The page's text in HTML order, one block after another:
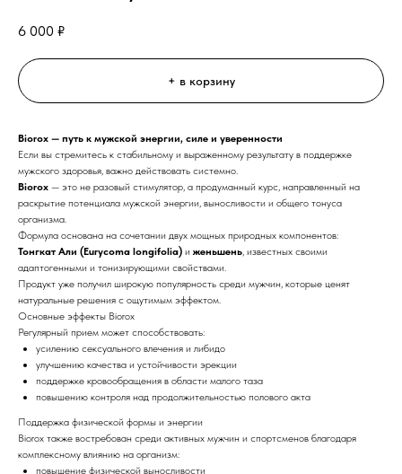
6 000 ₽
+ в корзину
Biorox — путь к мужской энергии, силе и уверенности
Если вы стремитесь к стабильному и выраженному результату в поддержке
мужского здоровья, важно действовать системно.
Biorox — это не разовый стимулятор, а продуманный курс, направленный на
раскрытие потенциала мужской энергии, выносливости и общего тонуса
организма.
Формула основана на сочетании двух мощных природных компонентов:
Тонгкат Али (Eurycoma longifolia) и женьшень, известных своими
адаптогенными и тонизирующими свойствами.
Продукт уже получил широкую популярность среди мужчин, которые ценят
натуральные решения с ощутимым эффектом.
Основные эффекты Biorox
Регулярный прием может способствовать:
усилению сексуального влечения и либидо
улучшению качества и устойчивости эрекции
поддержке кровообращения в области малого таза
повышению контроля над продолжительностью полового акта
Поддержка физической формы и энергии
Biorox также востребован среди активных мужчин и спортсменов благодаря
комплексному влиянию на организм:
повышение физической выносливости